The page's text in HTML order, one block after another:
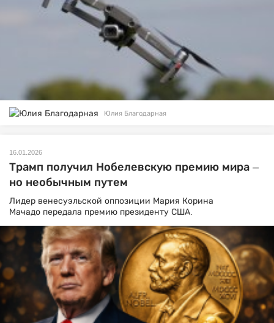
Юлия Благодарная
16.01.2026
Трамп получил Нобелевскую премию мира –
но необычным путем
Лидер венесуэльской оппозиции Мария Корина
Мачадо передала премию президенту США.